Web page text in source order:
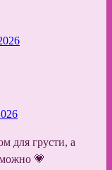
для грусти, а
💗